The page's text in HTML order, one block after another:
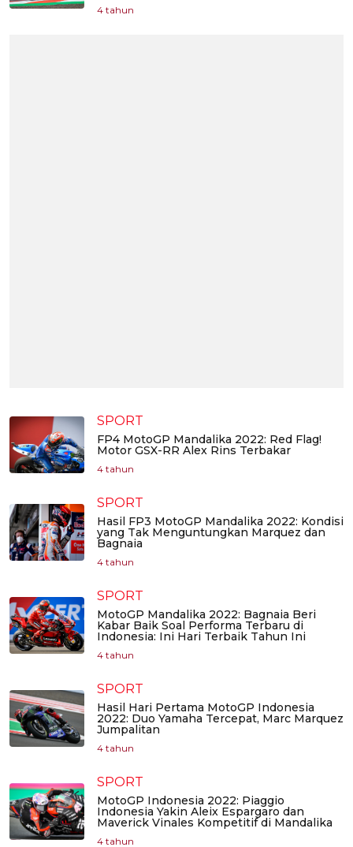
4 tahun
SPORT
FP4 MotoGP Mandalika 2022: Red Flag!
Motor GSX-RR Alex Rins Terbakar
4 tahun
SPORT
Hasil FP3 MotoGP Mandalika 2022: Kondisi
yang Tak Menguntungkan Marquez dan
Bagnaia
4 tahun
SPORT
MotoGP Mandalika 2022: Bagnaia Beri
Kabar Baik Soal Performa Terbaru di
Indonesia: Ini Hari Terbaik Tahun Ini
4 tahun
SPORT
Hasil Hari Pertama MotoGP Indonesia
2022: Duo Yamaha Tercepat, Marc Marquez
Jumpalitan
4 tahun
SPORT
MotoGP Indonesia 2022: Piaggio
Indonesia Yakin Aleix Espargaro dan
Maverick Vinales Kompetitif di Mandalika
4 tahun